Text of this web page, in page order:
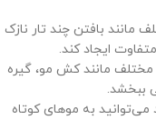
مانند بافتن چند تار نازک
ایجاد کند.
مختلف مانند کش مو، گیره
ببخشد.
به موهای کوتاه